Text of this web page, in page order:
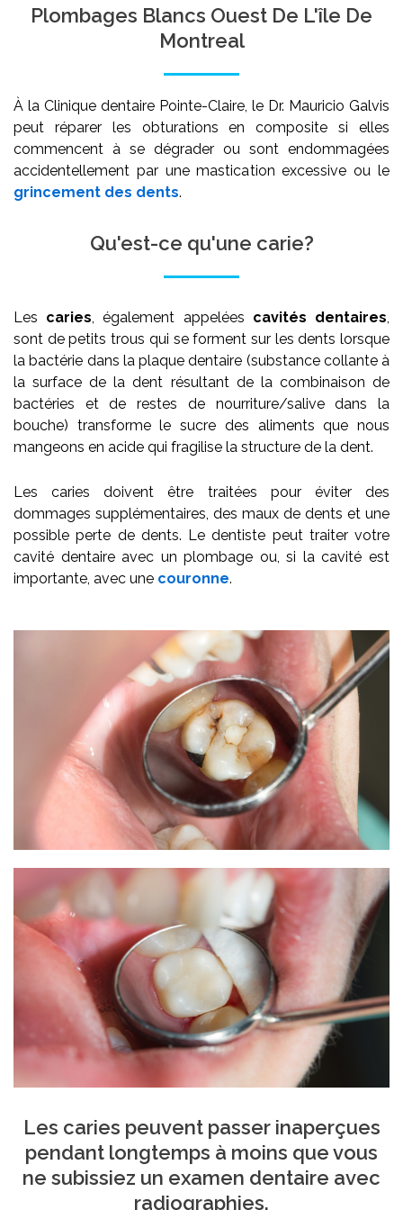
Plombages Blancs Ouest De L'île De
Montreal
À la Clinique dentaire Pointe-Claire, le Dr. Mauricio Galvis
peut réparer les obturations en composite si elles
commencent à se dégrader ou sont endommagées
accidentellement par une mastication excessive ou le
grincement des dents.
Qu'est-ce qu'une carie?
Les caries, également appelées cavités dentaires,
sont de petits trous qui se forment sur les dents lorsque
la bactérie dans la plaque dentaire (substance collante à
la surface de la dent résultant de la combinaison de
bactéries et de restes de nourriture/salive dans la
bouche) transforme le sucre des aliments que nous
mangeons en acide qui fragilise la structure de la dent.
Les caries doivent être traitées pour éviter des
dommages supplémentaires, des maux de dents et une
possible perte de dents. Le dentiste peut traiter votre
cavité dentaire avec un plombage ou, si la cavité est
importante, avec une couronne.
Les caries peuvent passer inaperçues
pendant longtemps à moins que vous
ne subissiez un examen dentaire avec
radiographies.